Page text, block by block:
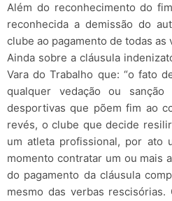
Além do reconhecimento do
reconhecida a demissão do
clube ao pagamento de todas
Ainda sobre a cláusula
Vara do Trabalho que: “o fato
qualquer vedação ou sanção
desportivas que põem fim ao
revés, o clube que decide
um atleta profissional, por ato
momento contratar um ou mais
do pagamento da cláusula
mesmo das verbas